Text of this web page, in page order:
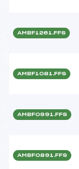
AMBF1261.FFS
AMBF1081.FFS
AMBF0991.FFS
AMBF0891.FFS